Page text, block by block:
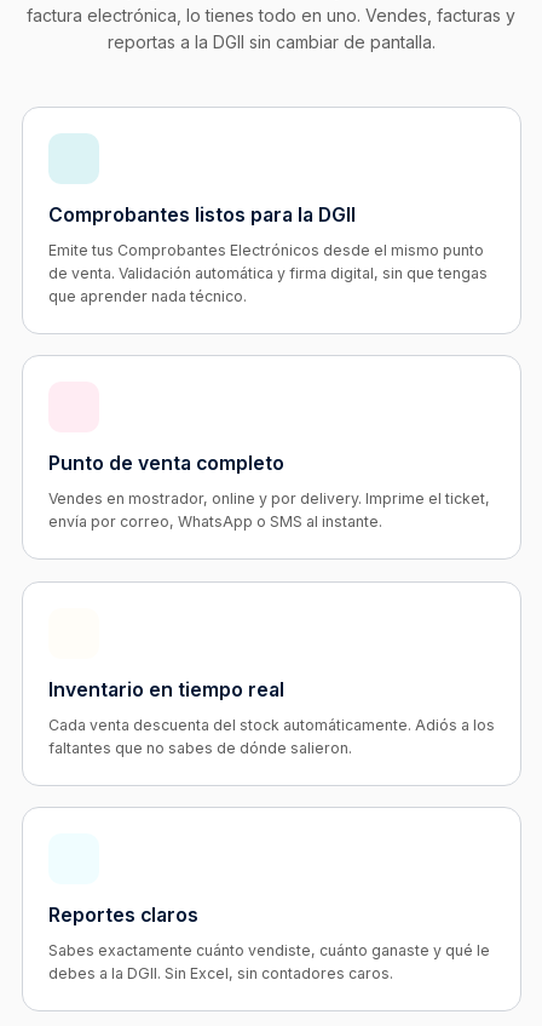
factura electrónica, lo tienes todo en uno. Vendes, facturas y
reportas a la DGII sin cambiar de pantalla.
Comprobantes listos para la DGII
Emite tus Comprobantes Electrónicos desde el mismo punto
de venta. Validación automática y firma digital, sin que tengas
que aprender nada técnico.
Punto de venta completo
Vendes en mostrador, online y por delivery. Imprime el ticket,
envía por correo, WhatsApp o SMS al instante.
Inventario en tiempo real
Cada venta descuenta del stock automáticamente. Adiós a los
faltantes que no sabes de dónde salieron.
Reportes claros
Sabes exactamente cuánto vendiste, cuánto ganaste y qué le
debes a la DGII. Sin Excel, sin contadores caros.